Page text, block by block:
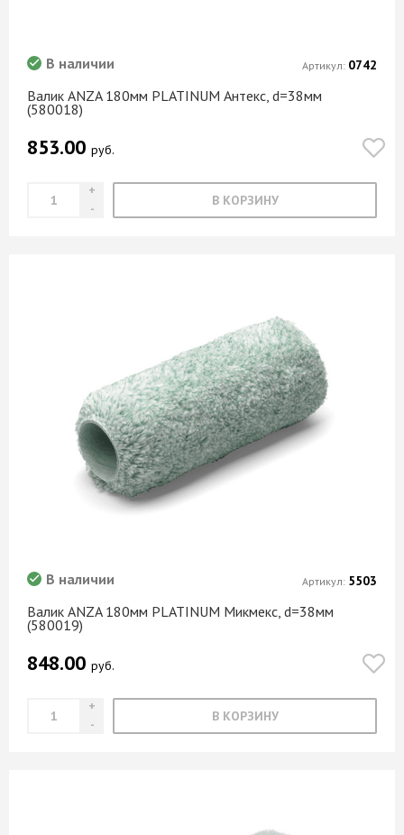
Валик ANZA 180мм PLATINUM Антекс, d=38мм
(580018)
В наличии
853.00 руб.
В КОРЗИНУ
Артикул: 0742
Валик ANZA 180мм PLATINUM Микмекс, d=38мм
(580019)
В наличии
848.00 руб.
В КОРЗИНУ
Артикул: 5503